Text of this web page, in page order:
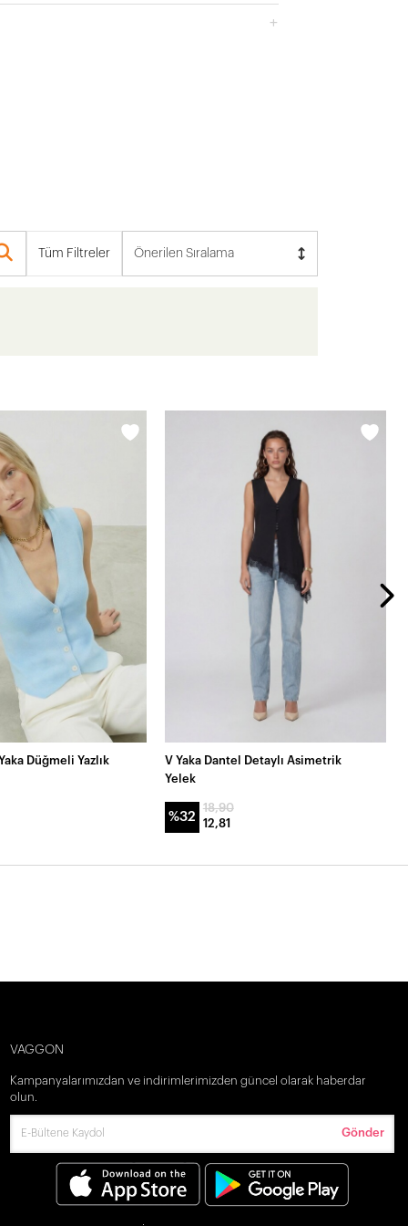
Tüm Filtreler Önerilen Sıralama
Düğmeli Yazlık
V Yaka Dantel Detaylı Asimetrik
Yelek
%32
18,90
12,81
VAGGON
Kampanyalarımızdan ve indirimlerimizden güncel olarak haberdar
olun.
Gönder